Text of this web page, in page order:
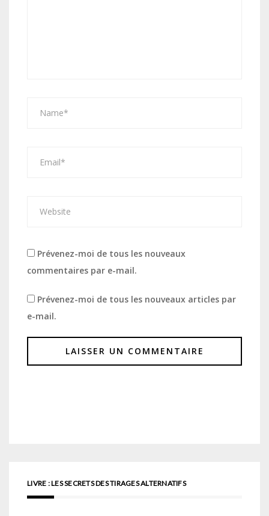
Prévenez-moi de tous les nouveaux
commentaires par e-mail.
Prévenez-moi de tous les nouveaux articles par
e-mail.
LIVRE : LES SECRETS DES TIRAGES ALTERNATIFS